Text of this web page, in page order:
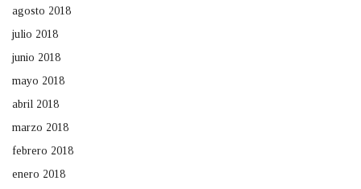
agosto 2018
julio 2018
junio 2018
mayo 2018
abril 2018
marzo 2018
febrero 2018
enero 2018